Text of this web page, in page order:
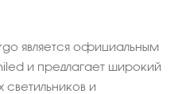
является официальным
и предлагает широкий
светильников и